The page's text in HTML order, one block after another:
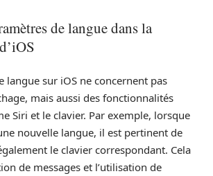
de langue dans la
langue sur iOS ne concernent pas
mais aussi des fonctionnalités
Siri et le clavier. Par exemple, lorsque
nouvelle langue, il est pertinent de
le clavier correspondant. Cela
de messages et l’utilisation de